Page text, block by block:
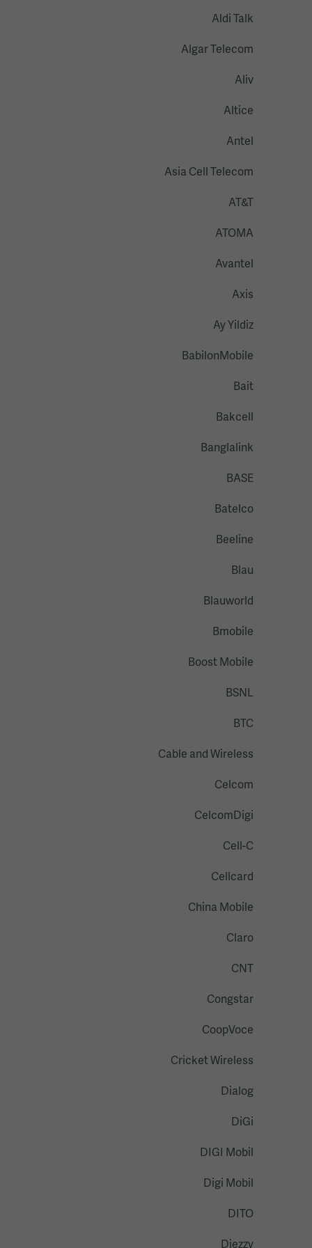
Aldi Talk
Algar Telecom
Aliv
Altice
Antel
Asia Cell Telecom
AT&T
ATOMA
Avantel
Axis
Ay Yildiz
BabilonMobile
Bait
Bakcell
Banglalink
BASE
Batelco
Beeline
Blau
Blauworld
Bmobile
Boost Mobile
BSNL
BTC
Cable and Wireless
Celcom
CelcomDigi
Cell-C
Cellcard
China Mobile
Claro
CNT
Congstar
CoopVoce
Cricket Wireless
Dialog
DiGi
DIGI Mobil
Digi Mobil
DITO